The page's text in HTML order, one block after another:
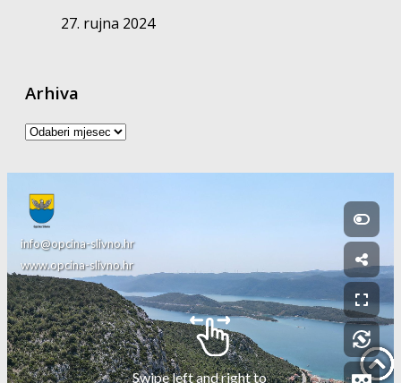
27. rujna 2024
Arhiva
Arhiva